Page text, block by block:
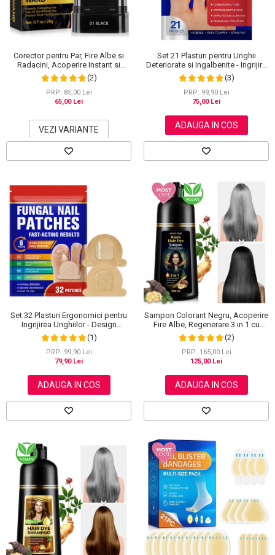
Corector pentru Par, Fire Albe si
Radacini, Acoperire Instant si
Rezistenta la Transfer, 20 g
(2)
PRP: 85,00 Lei
65,00 Lei
VEZI VARIANTE
Set 21 Plasturi pentru Unghii
Deteriorate si Ingalbenite - Ingrijire
Nocturna si Protectie
(3)
PRP: 99,90 Lei
75,00 Lei
ADAUGA IN COS
Set 32 Plasturi Ergonomici pentru
Ingrijirea Unghiilor - Design
Adaptabil si Protectie Intensa
Nocturna
(1)
PRP: 99,90 Lei
79,90 Lei
ADAUGA IN COS
Sampon Colorant Negru, Acoperire
Fire Albe, Regenerare 3 in 1 cu
Ghimbir, 500 ml
(2)
PRP: 165,00 Lei
125,00 Lei
ADAUGA IN COS